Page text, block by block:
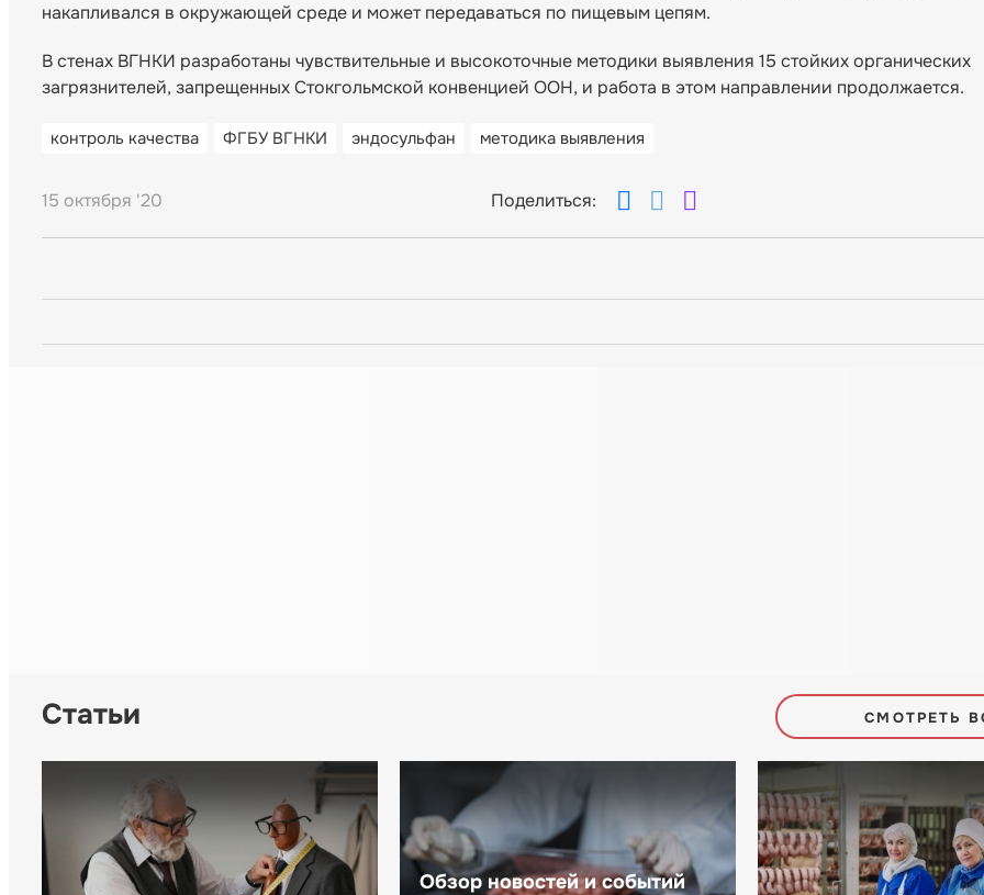
накапливался в окружающей среде и может передаваться по пищевым цепям.
В стенах ВГНКИ разработаны чувствительные и высокоточные методики выявления 15 стойких органических
загрязнителей, запрещенных Стокгольмской конвенцией ООН, и работа в этом направлении продолжается.
контроль качества ФГБУ ВГНКИ эндосульфан методика выявления
15 октября '20 Поделиться:
Статьи СМОТРЕТЬ
Обзор новостей и событий